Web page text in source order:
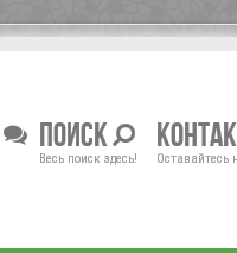
Поиск
Весь поиск здесь! Оставайтесь